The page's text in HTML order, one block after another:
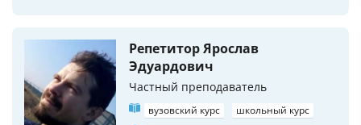
Репетитор Ярослав
Эдуардович
Частный преподаватель
вузовский курс
школьный курс